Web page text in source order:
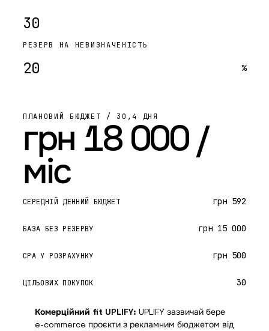
РЕЗЕРВ НА НЕВИЗНАЧЕНІСТЬ
%
ПЛАНОВИЙ БЮДЖЕТ / 30,4 ДНЯ
грн 18 000 /
міс
СЕРЕДНІЙ ДЕННИЙ БЮДЖЕТ грн 592
БАЗА БЕЗ РЕЗЕРВУ грн 15 000
CPA У РОЗРАХУНКУ грн 500
ЦІЛЬОВИХ ПОКУПОК 30
Комерційний fit UPLIFY: UPLIFY зазвичай бере
e-commerce проєкти з рекламним бюджетом від